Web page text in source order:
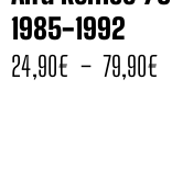
1985-1992
24,90€ – 79,90€